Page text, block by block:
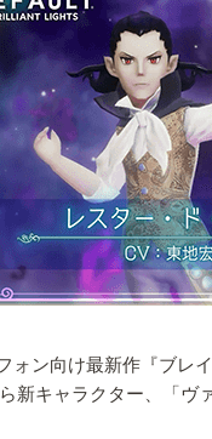
ン向け最新作『ブ
新キャラクター、「